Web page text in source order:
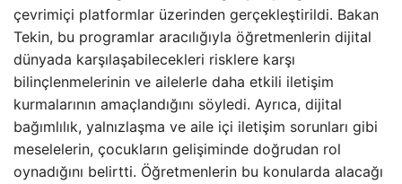
çevrimiçi platformlar üzerinden gerçekleştirildi. Bakan
Tekin, bu programlar aracılığıyla öğretmenlerin dijital
dünyada karşılaşabilecekleri risklere karşı
bilinçlenmelerinin ve ailelerle daha etkili iletişim
kurmalarının amaçlandığını söyledi. Ayrıca, dijital
bağımlılık, yalnızlaşma ve aile içi iletişim sorunları gibi
meselelerin, çocukların gelişiminde doğrudan rol
oynadığını belirtti. Öğretmenlerin bu konularda alacağı